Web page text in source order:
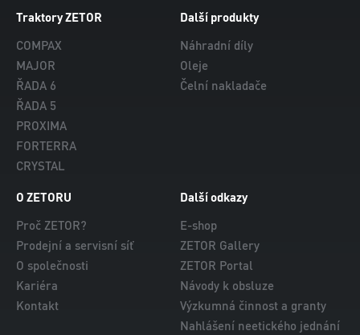
Traktory ZETOR
COMPAX
MAJOR
ŘADA 6
ŘADA 5
PROXIMA
FORTERRA
CRYSTAL
Další produkty
Náhradní díly
Oleje
Čelní nakladače
O ZETORU
Proč ZETOR?
Prodejní a servisní síť
O společnosti
Kariéra
Kontakt
Další odkazy
E-shop
ZETOR Gallery
ZETOR Portal
Návody k obsluze
Výzkumná činnost a granty
Nahlášení neetického jednání